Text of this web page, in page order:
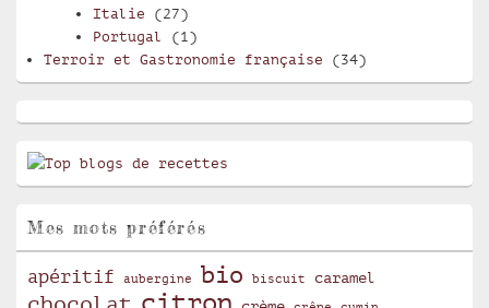
Italie (27)
Portugal
(1)
Terroir et Gastronomie française (34)
Mes mots préférés
apéritif aubergine bio biscuit caramel